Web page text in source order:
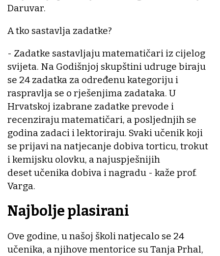
Daruvar.
A tko sastavlja zadatke?
- Zadatke sastavljaju matematičari iz cijelog
svijeta. Na Godišnjoj skupštini udruge biraju
se 24 zadatka za određenu kategoriju i
raspravlja se o rješenjima zadataka. U
Hrvatskoj izabrane zadatke prevode i
recenziraju matematičari, a posljednjih se
godina zadaci i lektoriraju. Svaki učenik koji
se prijavi na natjecanje dobiva torticu, trokut
i kemijsku olovku, a najuspješnijih
deset učenika dobiva i nagradu - kaže prof.
Varga.
Najbolje plasirani
Ove godine, u našoj školi natjecalo se 24
učenika, a njihove mentorice su Tanja Prhal,